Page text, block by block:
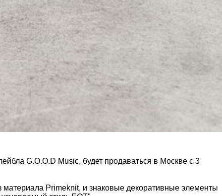
G.O.O.D Music, будет продаваться в Москве с 3
Primeknit, и знаковые декоративные элементы